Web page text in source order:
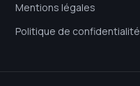
Mentions légales
Politique de confidentialité